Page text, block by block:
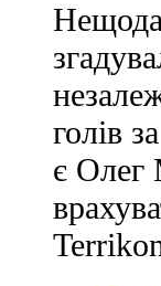
голів
є Олег